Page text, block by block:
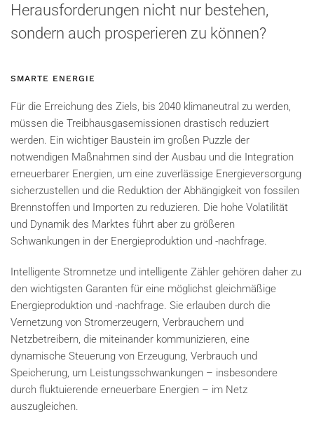
Herausforderungen nicht nur bestehen,
sondern auch prosperieren zu können?
SMARTE ENERGIE
Für die Erreichung des Ziels, bis 2040 klimaneutral zu werden,
müssen die Treibhausgasemissionen drastisch reduziert
werden. Ein wichtiger Baustein im großen Puzzle der
notwendigen Maßnahmen sind der Ausbau und die Integration
erneuerbarer Energien, um eine zuverlässige Energieversorgung
sicherzustellen und die Reduktion der Abhängigkeit von fossilen
Brennstoffen und Importen zu reduzieren. Die hohe Volatilität
und Dynamik des Marktes führt aber zu größeren
Schwankungen in der Energieproduktion und -nachfrage.
Intelligente Stromnetze und intelligente Zähler gehören daher zu
den wichtigsten Garanten für eine möglichst gleichmäßige
Energieproduktion und -nachfrage. Sie erlauben durch die
Vernetzung von Stromerzeugern, Verbrauchern und
Netzbetreibern, die miteinander kommunizieren, eine
dynamische Steuerung von Erzeugung, Verbrauch und
Speicherung, um Leistungsschwankungen – insbesondere
durch fluktuierende erneuerbare Energien – im Netz
auszugleichen.